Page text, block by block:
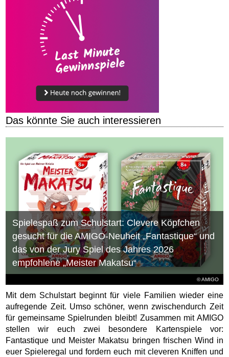
Das könnte Sie auch interessieren
© AMIGO
Spielespaß zum Schulstart: Clevere Köpfchen
gesucht für die AMIGO-Neuheit „Fantastique“ und
das von der Jury Spiel des Jahres 2026
empfohlene „Meister Makatsu“
Mit dem Schulstart beginnt für viele Familien wieder eine
aufregende Zeit. Umso schöner, wenn zwischendurch Zeit
für gemeinsame Spielrunden bleibt! Zusammen mit AMIGO
stellen wir euch zwei besondere Kartenspiele vor:
Fantastique und Meister Makatsu bringen frischen Wind in
euer Spieleregal und fordern euch mit cleveren Kniffen und